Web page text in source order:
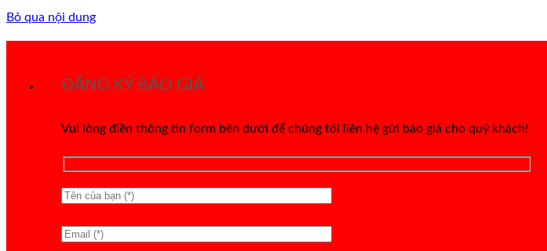
Bỏ qua nội dung
ĐĂNG KÝ BÁO GIÁ
Vui lòng điền thông tin form bên dưới để chúng tôi liên hệ gửi báo giá cho quý khách!